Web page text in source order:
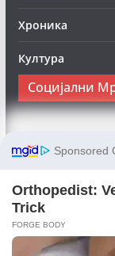
Хроника
Култура
Социјални
Следете нè на